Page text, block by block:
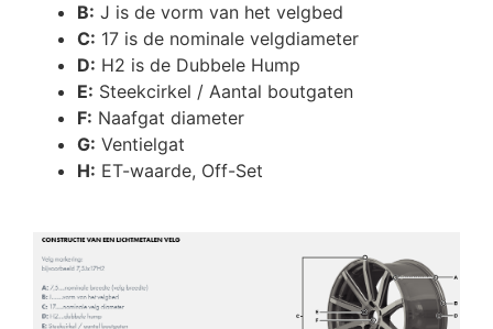
B: J is de vorm van het velgbed
C: 17 is de nominale velgdiameter
D: H2 is de Dubbele Hump
E: Steekcirkel / Aantal boutgaten
F: Naafgat diameter
G: Ventielgat
H: ET-waarde, Off-Set